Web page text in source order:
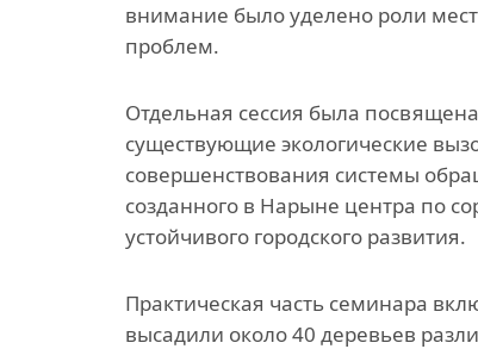
внимание было уделено роли
проблем.
Отдельная сессия была
существующие экологические
совершенствования системы
созданного в Нарыне центра по
устойчивого городского развития.
Практическая часть семинара
высадили около 40 деревьев